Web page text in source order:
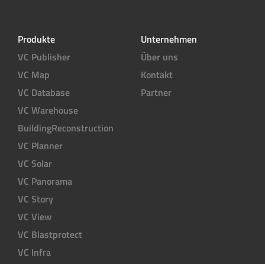
Produkte
VC Publisher
VC Map
VC Database
VC Warehouse
BuildingReconstruction
VC Planner
VC Solar
VC Panorama
VC Story
VC View
VC Blastprotect
VC Infra
Unternehmen
Über uns
Kontakt
Partner